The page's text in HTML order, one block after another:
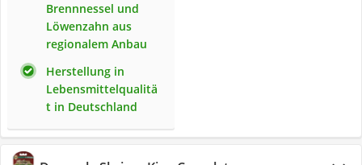
Brennnessel und
Löwenzahn aus
regionalem Anbau
Herstellung in
Lebensmittelqualitä
t in Deutschland